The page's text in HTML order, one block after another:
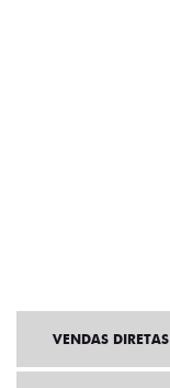
VENDAS DIRETAS